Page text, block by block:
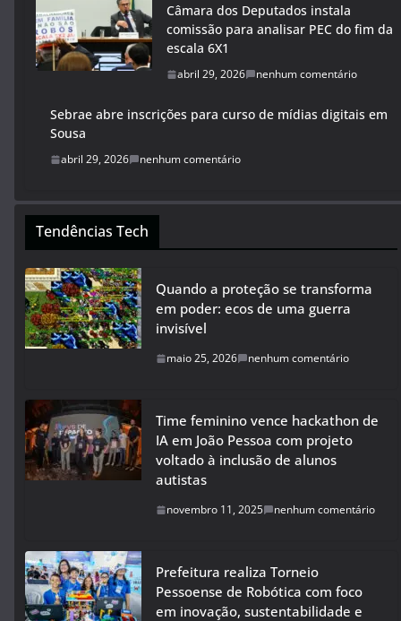
Câmara dos Deputados instala
comissão para analisar PEC do fim da
escala 6X1
abril 29, 2026 nenhum comentário
Sebrae abre inscrições para curso de mídias digitais em
Sousa
abril 29, 2026 nenhum comentário
Tendências Tech
Quando a proteção se transforma
em poder: ecos de uma guerra
invisível
maio 25, 2026 nenhum comentário
Time feminino vence hackathon de
IA em João Pessoa com projeto
voltado à inclusão de alunos
autistas
novembro 11, 2025 nenhum comentário
Prefeitura realiza Torneio
Pessoense de Robótica com foco
em inovação, sustentabilidade e